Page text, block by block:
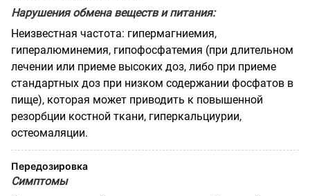
Нарушения обмена веществ и питания:
Неизвестная частота: гипермагниемия,
гипералюминемия, гипофосфатемия (при длительном
лечении или приеме высоких доз, либо при приеме
стандартных доз при низком содержании фосфатов в
пище), которая может приводить к повышенной
резорбции костной ткани, гиперкальциурии,
остеомаляции.
Передозировка
Симптомы